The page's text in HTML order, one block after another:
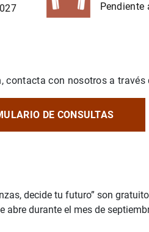
Pendiente
con nosotros a través
DE CONSULTAS
decide tu futuro” son
abre durante el mes de